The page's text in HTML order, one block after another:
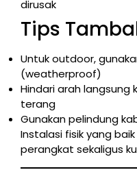
dirusak
Tips
Untuk outdoor,
(weatherproof)
Hindari arah
terang
Gunakan pelindung
Instalasi fisik yang
perangkat sekaligus